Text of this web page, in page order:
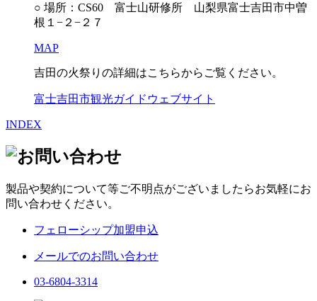
○ 場所：CS60 富士山研修所 山梨県富士吉田市中曽
根１−２−２７
MAP
吉田の火祭りの詳細はこちらからご覧ください。
富士吉田市観光ガイドウェブサイト
INDEX
製品や契約について等ご不明点がございましたらお気軽にお
問い合わせください。
フェローシップ加盟申込
メールでのお問い合わせ
03-6804-3314